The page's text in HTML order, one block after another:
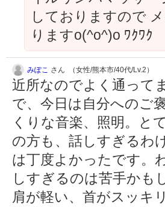
しておりますので
りますo(^o^)o ﾜｸﾜｸ
みぽこ さん （女性/熊本市/40代/Lv.2）
近所なのでよく通って
で、今日は自分へのご
くりな音楽、照明。と
の方も、話しすぎるわ
は丁度よかったです。
しすぎるのは苦手かも
肩が軽い、首がスッキ